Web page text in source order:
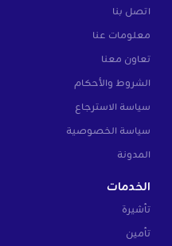
اتصل بنا
معلومات عنا
تعاون معنا
الشروط والأحكام
سياسة الاسترجاع
سياسة الخصوصية
المدونة
الخدمات
تأشيرة
تأمين